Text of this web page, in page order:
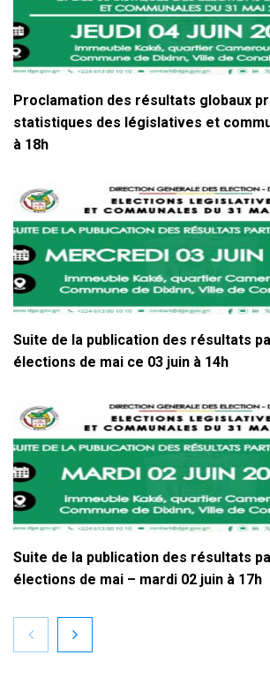
Proclamation des résultats globaux
statistiques des législatives et
à 18h
Suite de la publication des résultats
élections de mai ce 03 juin à 14h
Suite de la publication des résultats
élections de mai – mardi 02 juin à 17h